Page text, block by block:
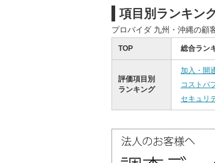
項目別ランキン
プロバイダ 九州・沖縄の顧
TOP 総合ラン
評価項目別
ランキング
加入・開
コストパ
セキュリ